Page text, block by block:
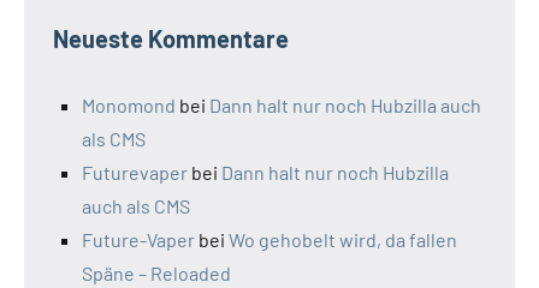
Neueste Kommentare
Monomond bei Dann halt nur noch Hubzilla auch
als CMS
Futurevaper bei Dann halt nur noch Hubzilla
auch als CMS
Future-Vaper bei Wo gehobelt wird, da fallen
Späne – Reloaded